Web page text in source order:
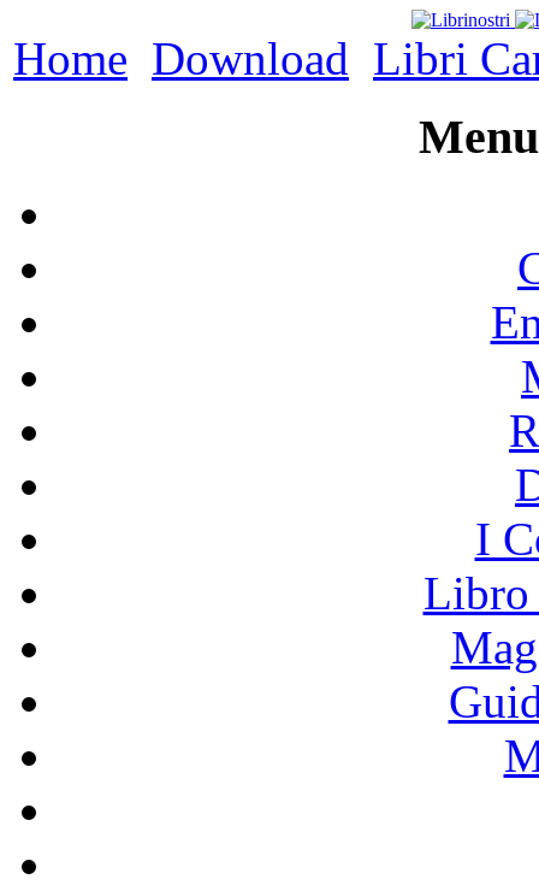
Home Download Libri
I
Libro